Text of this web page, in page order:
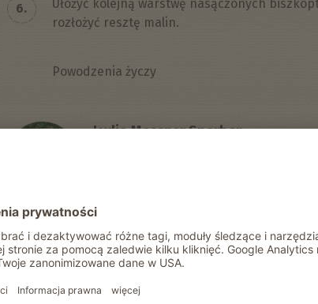
6.
Ułożyć kolejną warstwę nasączonych
rozłożyć resztę malin.
Powodzenia życzy
Lydia Messner Sparber
Udostępnij znajomym